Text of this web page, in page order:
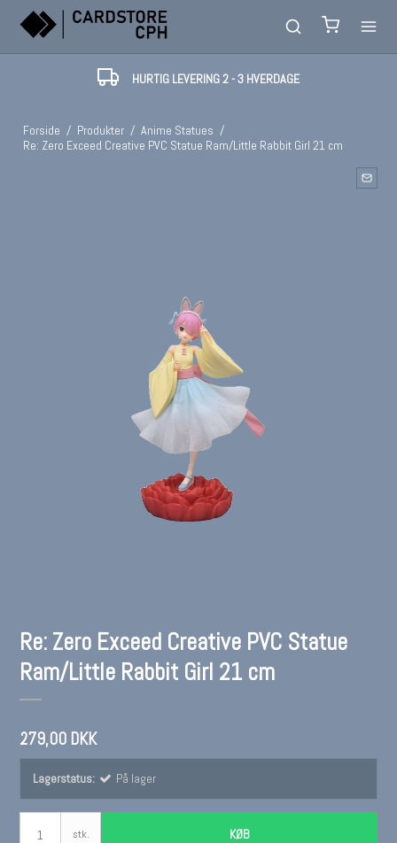
HURTIG LEVERING 2 - 3 HVERDAGE
Forside / Produkter / Anime Statues /
Re: Zero Exceed Creative PVC Statue Ram/Little Rabbit Girl 21 cm
Re: Zero Exceed Creative PVC Statue
Ram/Little Rabbit Girl 21 cm
279,00 DKK
Lagerstatus: På lager
stk. KØB